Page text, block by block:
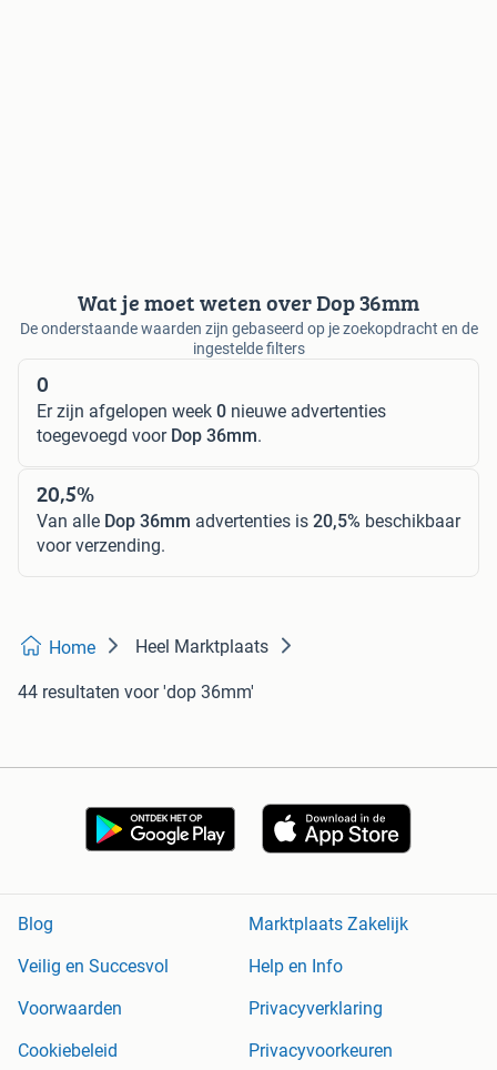
Wat je moet weten over Dop 36mm
De onderstaande waarden zijn gebaseerd op je zoekopdracht en de
ingestelde filters
0
Er zijn afgelopen week 0 nieuwe advertenties
toegevoegd voor Dop 36mm.
20,5%
Van alle Dop 36mm advertenties is 20,5% beschikbaar
voor verzending.
Home Heel Marktplaats
44 resultaten voor 'dop 36mm'
Blog
Marktplaats Zakelijk
Veilig en Succesvol
Help en Info
Voorwaarden
Privacyverklaring
Cookiebeleid
Privacyvoorkeuren